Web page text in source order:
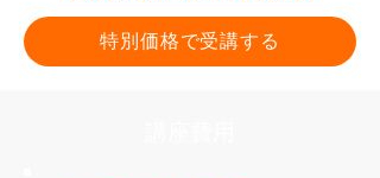
特別価格で受講する